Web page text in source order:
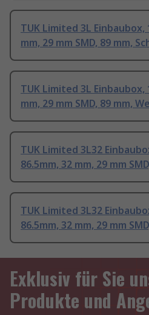
TUK Limited 3L Einbaubox,
mm, 29 mm SMD, 89 mm,
TUK Limited 3L Einbaubox,
mm, 29 mm SMD, 89 mm,
TUK Limited 3L32
86.5mm, 32 mm, 29 mm
TUK Limited 3L32
86.5mm, 32 mm, 29 mm
Exklusiv für Sie
Produkte und